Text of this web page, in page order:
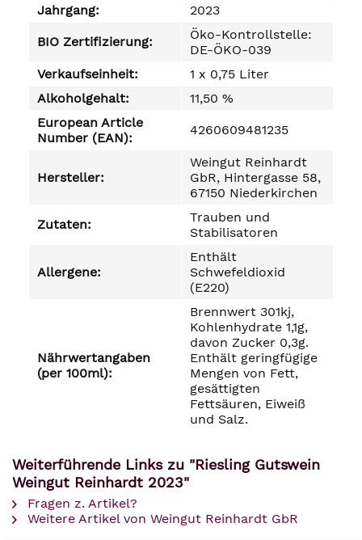
Jahrgang:
2023
BIO Zertifizierung:
Öko-Kontrollstelle:
DE-ÖKO-039
Verkaufseinheit:
1 x 0,75 Liter
Alkoholgehalt:
11,50 %
European Article
Number (EAN):
4260609481235
Hersteller:
Weingut Reinhardt
GbR, Hintergasse 58,
67150 Niederkirchen
Zutaten:
Trauben und
Stabilisatoren
Allergene:
Enthält
Schwefeldioxid
(E220)
Nährwertangaben
(per 100ml):
Brennwert 301kj,
Kohlenhydrate 1,1g,
davon Zucker 0,3g.
Enthält geringfügige
Mengen von Fett,
gesättigten
Fettsäuren, Eiweiß
und Salz.
Weiterführende Links zu "Riesling Gutswein
Weingut Reinhardt 2023"
Fragen z. Artikel?
Weitere Artikel von Weingut Reinhardt GbR